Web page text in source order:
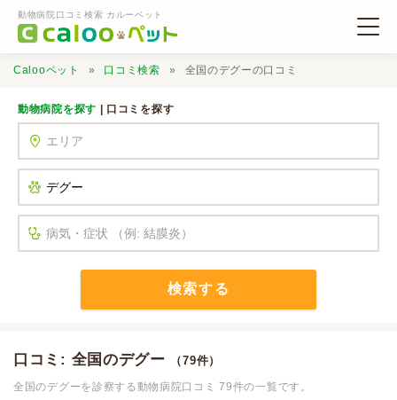
動物病院口コミ検索 カルーペット
口コミ検索
Calooペット 口コミ検索 全国のデグーの口コミ
動物病院を探す | 口コミを探す
検索する
口コミ: 全国のデグー （79件）
全国のデグーを診察する動物病院口コミ 79件の一覧です。